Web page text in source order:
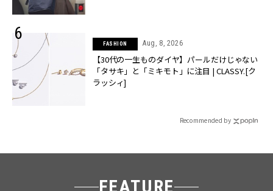
FASHION Aug, 8, 2026
【30代の一生ものダイヤ】パールだけじゃない
「タサキ」と「ミキモト」に注目 | CLASSY.[ク
ラッシィ]
Recommended by
FEATURE